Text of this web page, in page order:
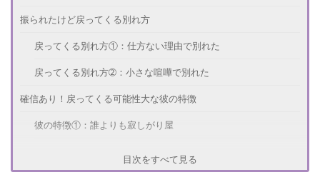
振られたけど戻ってくる別れ方
戻ってくる別れ方①：仕方ない理由で別れた
戻ってくる別れ方➁：小さな喧嘩で別れた
確信あり！戻ってくる可能性大な彼の特徴
彼の特徴①：誰よりも寂しがり屋
目次をすべて見る